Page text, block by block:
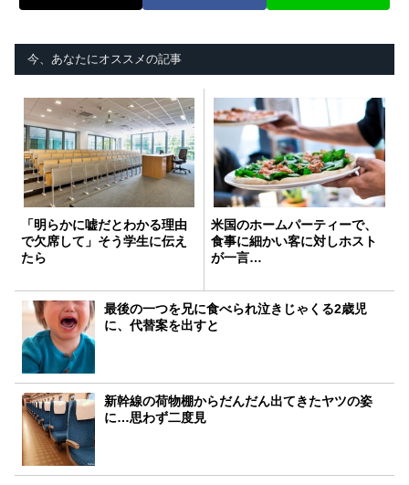
今、あなたにオススメの記事
「明らかに嘘だとわかる理由
で欠席して」そう学生に伝え
たら
米国のホームパーティーで、
食事に細かい客に対しホスト
が一言…
最後の一つを兄に食べられ泣きじゃくる2歳児
に、代替案を出すと
新幹線の荷物棚からだんだん出てきたヤツの姿
に…思わず二度見